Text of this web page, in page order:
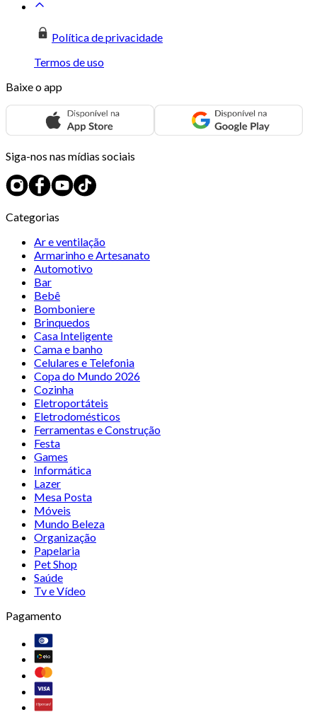
Política de privacidade
Termos de uso
Baixe o app
Siga-nos nas mídias sociais
Categorias
Ar e ventilação
Armarinho e Artesanato
Automotivo
Bar
Bebê
Bomboniere
Brinquedos
Casa Inteligente
Cama e banho
Celulares e Telefonia
Copa do Mundo 2026
Cozinha
Eletroportáteis
Eletrodomésticos
Ferramentas e Construção
Festa
Games
Informática
Lazer
Mesa Posta
Móveis
Mundo Beleza
Organização
Papelaria
Pet Shop
Saúde
Tv e Vídeo
Pagamento